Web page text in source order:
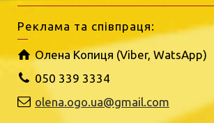
Реклама та співпраця:
Олена Копиця (Viber, WatsApp)
050 339 3334
olena.ogo.ua@gmail.com